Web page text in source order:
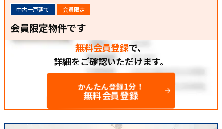
中古一戸建て 会員限定
会員限定物件です
無料会員登録で、
詳細をご確認いただけます。
かんたん登録1分！
無料会員登録